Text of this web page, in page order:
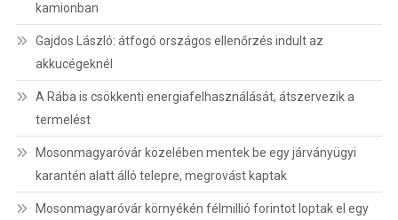
kamionban
Gajdos László: átfogó országos ellenőrzés indult az
akkucégeknél
A Rába is csökkenti energiafelhasználását, átszervezik a
termelést
Mosonmagyaróvár közelében mentek be egy járványügyi
karantén alatt álló telepre, megrovást kaptak
Mosonmagyaróvár környékén félmillió forintot loptak el egy